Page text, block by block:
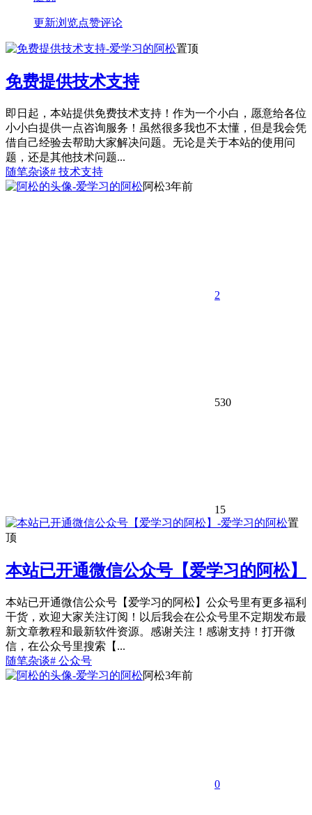
更新浏览点赞评论
置顶
免费提供技术支持
即日起，本站提供免费技术支持！作为一个小白，愿意给各位
小小白提供一点咨询服务！虽然很多我也不太懂，但是我会凭
借自己经验去帮助大家解决问题。无论是关于本站的使用问
题，还是其他技术问题...
随笔杂谈# 技术支持
阿松3年前
2
530
15
置
顶
本站已开通微信公众号【爱学习的阿松】
本站已开通微信公众号【爱学习的阿松】公众号里有更多福利
干货，欢迎大家关注订阅！以后我会在公众号里不定期发布最
新文章教程和最新软件资源。感谢关注！感谢支持！打开微
信，在公众号里搜索【...
随笔杂谈# 公众号
阿松3年前
0